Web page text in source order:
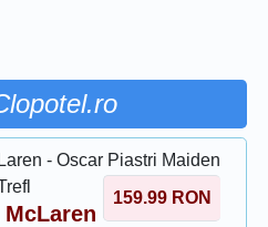
159.99 RON
- Oscar